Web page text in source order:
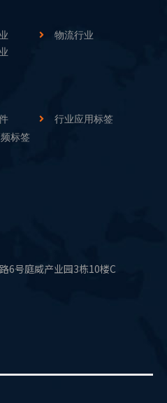
物流行业
行业应用标签
标签
6号庭威产业园3栋10楼C